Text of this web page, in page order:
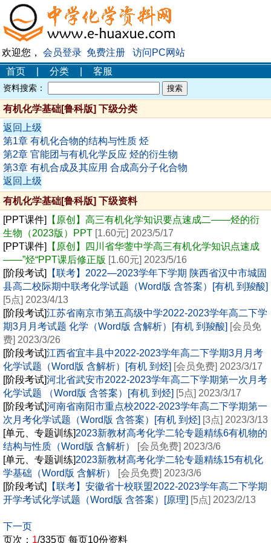
欢迎您， 会员登录 免费注册
访问PC网站
首页
分类 客服
资料搜索：
有机化学基础[鲁科版] 下级分类
返回上级
第1章 有机化合物的结构与性质 烃
第2章 官能团与有机化学反应 烃的衍生物
第3章 有机合成及其应用 合成高分子化合物
返回上级
有机化学基础[鲁科版] 下级资料
[PPT课件]
【原创】高三有机化学知识要点速成二——烃的衍
生物（2023版）PPT [1.60元] 2023/5/17
[PPT课件]
【原创】四川省华蓥中学高三有机化学知识点速成
——”烃“PPT课后修正版 [1.60元] 2023/5/16
[阶段考试]
【联考】2022—2023学年下学期 陕西省汉中市城固
县高二校际期中联考化学试题（Word版 含答案）[有机 到羧酸]
[5点] 2023/4/13
[阶段考试]江苏省南京市第五高级中学2022-2023学年高二下学
期3月月考试题 化学（Word版 含解析）[有机 到羧酸] [会员免
费] 2023/3/26
[阶段考试]江西省宜丰县中2022-2023学年高二下学期3月月考
化学试题（Word版 含解析）[有机 到烃] [会员免费] 2023/3/17
[阶段考试]河北省武安市2022-2023学年高二下学期第一次月考
化学试题 （Word版 含答案）[有机 到烃] [5点] 2023/3/17
[阶段考试]河南省南阳市重点校2022-2023学年高二下学期第一
次月考化学试题（Word版 含答案）[有机 到烃] [3点] 2023/3/13
[单元、专题训练]2023新教材高考化学二轮专题精练6有机物的
结构与性质（Word版 含解析）
[会员免费] 2023/3/6
[单元、专题训练]2023新教材高考化学二轮专题精练15有机化
学基础（Word版 含解析）
[会员免费] 2023/3/6
[阶段考试]
【联考】安徽省十校联盟2022-2023学年高二下学期
开学考试化学试题（Word版 含答案）[原理] [5点] 2023/2/13
下一页
页次： 1/335页 每页10份资料